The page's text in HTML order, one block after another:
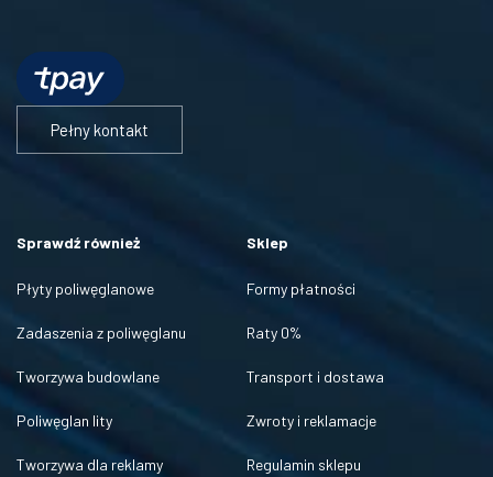
Pełny kontakt
Sprawdź również
Płyty poliwęglanowe
Zadaszenia z poliwęglanu
Tworzywa budowlane
Poliwęglan lity
Tworzywa dla reklamy
Sklep
Formy płatności
Raty 0%
Transport i dostawa
Zwroty i reklamacje
Regulamin sklepu